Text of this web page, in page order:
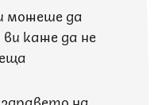
можеше да
каже да не
на